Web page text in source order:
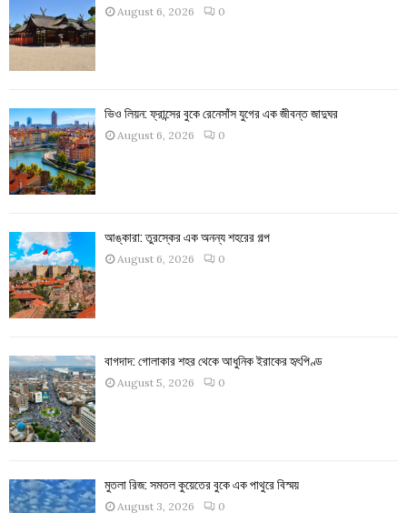
August 6, 2026 0
ভিও লিয়ন: ফ্রান্সের বুকে রেনেসাঁস যুগের এক জীবন্ত জাদুঘর
August 6, 2026 0
আঙ্কারা: তুরস্কের এক অনন্য শহরের গল্প
August 6, 2026 0
বাগদাদ: গোলাকার শহর থেকে আধুনিক ইরাকের হৃৎপিণ্ড
August 5, 2026 0
মুতলা রিজ: সমতল কুয়েতের বুকে এক পাথুরে বিস্ময়
August 3, 2026 0